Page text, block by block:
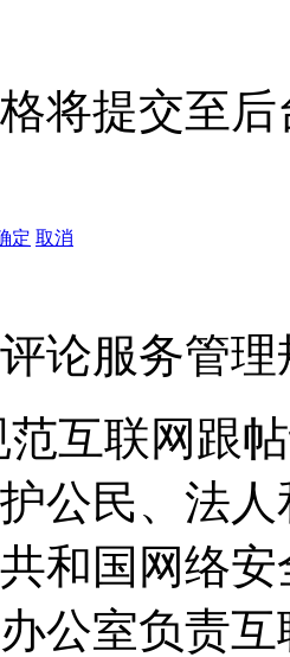
将提交至
定 取消
论服务管理
互联网跟
公民、法
共和国网络
公室负责